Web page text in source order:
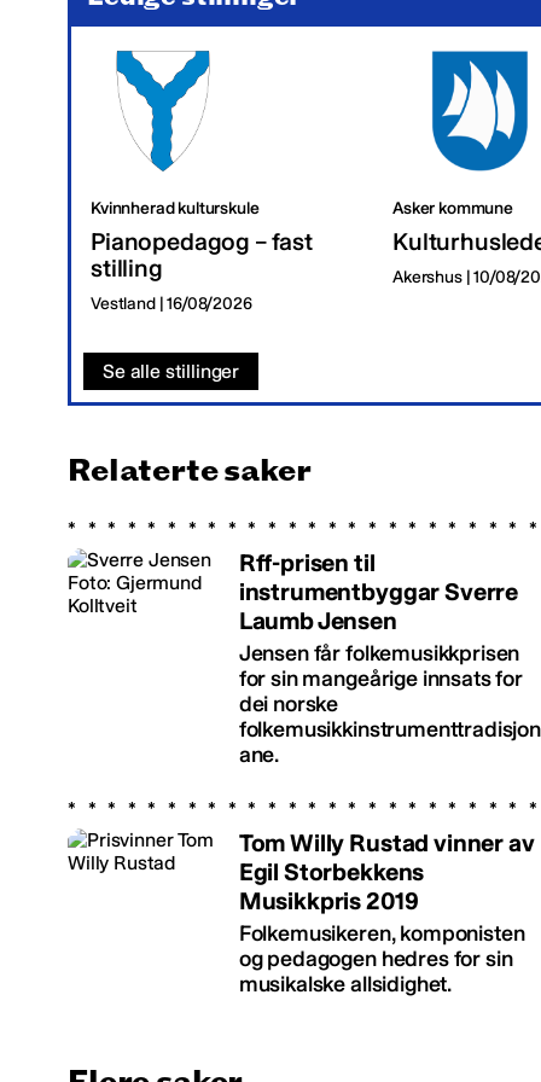
Kvinnherad kulturskule
Pianopedagog – fast
stilling
Vestland | 16/08/2026
Asker kommune
Akershus | 10/08/
Se alle stillinger
Relaterte saker
Rff-prisen til
instrumentbyggar Sverre
Laumb Jensen
Jensen får folkemusikkprisen
for sin mangeårige innsats for
dei norske
folkemusikkinstrumenttradisjon
ane.
Tom Willy Rustad vinner av
Egil Storbekkens
Musikkpris 2019
Folkemusikeren, komponisten
og pedagogen hedres for sin
musikalske allsidighet.